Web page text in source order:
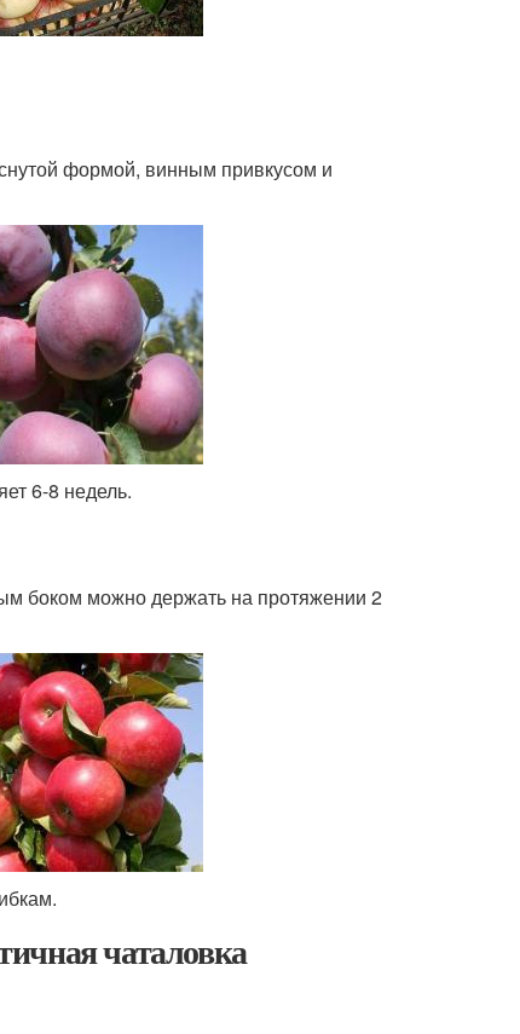
формой, винным привкусом и
6-8 недель.
боком можно держать на протяжении 2
чаталовка